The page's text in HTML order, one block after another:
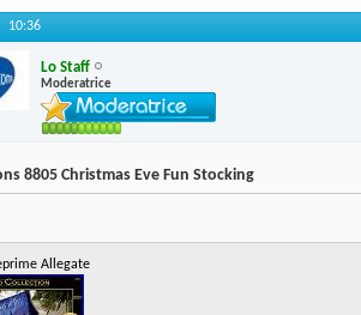
10:36
Lo Staff
Moderatrice
8805 Christmas Eve Fun Stocking
Allegate